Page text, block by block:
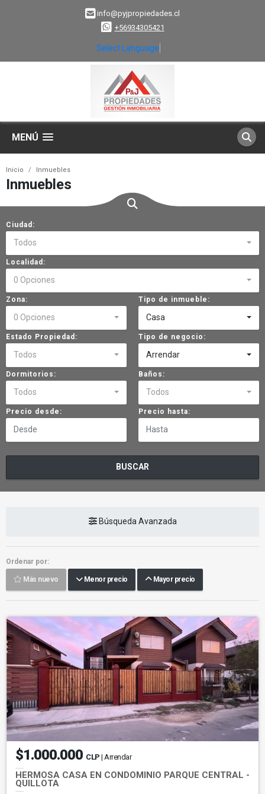
info@pyjpropiedades.cl
+56934305421
Select Language
MENÚ
Inicio Inmuebles
Inmuebles
Ciudad:
Todos
Localidad:
0 Opciones
Zona:
0 Opciones
Tipo de inmueble:
Casa
Estado Propiedad:
Todos
Tipo de negocio:
Arrendar
Dormitorios:
Todos
Baños:
Todos
Precio desde: Precio hasta:
BUSCAR
Búsqueda Avanzada
Ordenar por:
Más nuevo Menor precio Mayor precio
$1.000.000 CLP | Arrendar
HERMOSA CASA EN CONDOMINIO PARQUE CENTRAL -
QUILLOTA